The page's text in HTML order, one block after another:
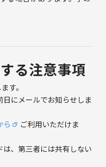
る注意事項
す。
にメールでお知らせしま
ら
ご利用いただけま
、第三者には共有しない